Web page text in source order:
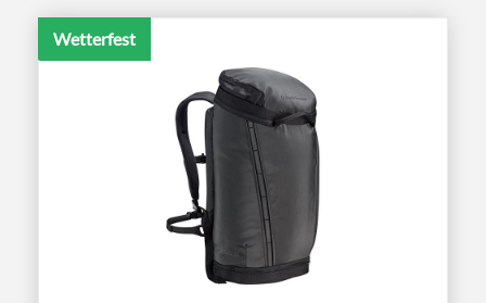
Wetterfest